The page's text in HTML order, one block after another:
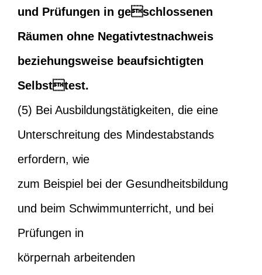
und Prüfungen in geschlossenen
Räumen ohne Negativtestnachweis
beziehungsweise beaufsichtigten
Selbsttest.
(5) Bei Ausbildungstätigkeiten, die eine
Unterschreitung des Mindestabstands
erfordern, wie
zum Beispiel bei der Gesundheitsbildung
und beim Schwimmunterricht, und bei
Prüfungen in
körpernah arbeitenden